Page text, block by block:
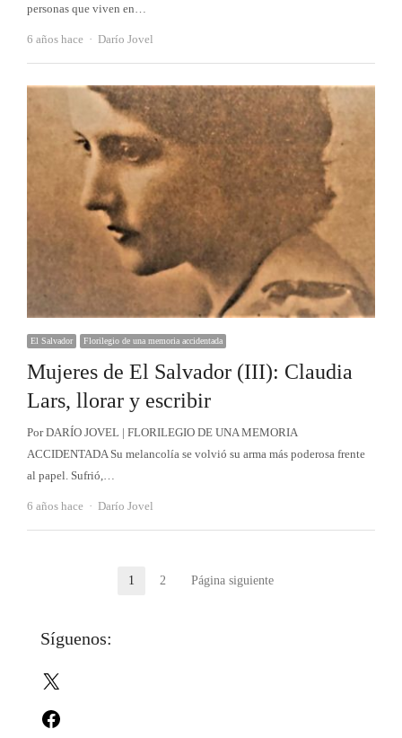
personas que viven en…
6 años hace Autor
Darío Jovel
El Salvador Florilegio de una memoria accidentada
Mujeres de El Salvador (III): Claudia
Lars, llorar y escribir
Por DARÍO JOVEL | FLORILEGIO DE UNA MEMORIA
ACCIDENTADA Su melancolía se volvió su arma más poderosa frente
al papel. Sufrió,…
6 años hace Autor
Darío Jovel
entradas
Página
1 Página
2 Página siguiente
Síguenos: